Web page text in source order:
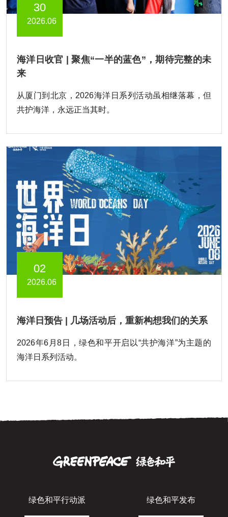
30
2026.06
海洋日收官 | 聚焦“一半的蓝色”，期待完整的未
来
从厦门到北京，2026海洋日系列活动虽相继落幕，但
共护海洋，永远正当其时。
02
2026.06
海洋日预告 | 几场活动后，重新构想我们的关系
2026年6月8日，绿色和平开启以“共护海洋”为主题的
海洋日系列活动。
绿色和平行动派 绿色和平发布